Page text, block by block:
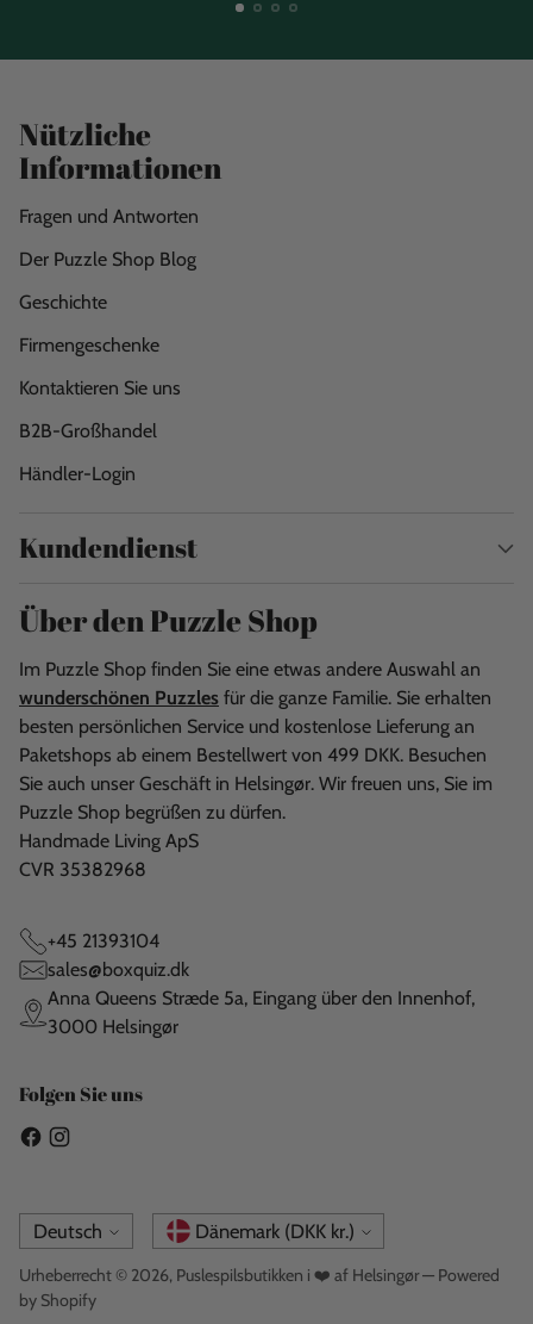
Nützliche
Informationen
Fragen und Antworten
Der Puzzle Shop Blog
Geschichte
Firmengeschenke
Kontaktieren Sie uns
B2B-Großhandel
Händler-Login
Kundendienst
Über den Puzzle Shop
Im Puzzle Shop finden Sie eine etwas andere Auswahl an
wunderschönen Puzzles für die ganze Familie. Sie erhalten
besten persönlichen Service und kostenlose Lieferung an
Paketshops ab einem Bestellwert von 499 DKK. Besuchen
Sie auch unser Geschäft in Helsingør. Wir freuen uns, Sie im
Puzzle Shop begrüßen zu dürfen.
Handmade Living ApS
CVR 35382968
+45 21393104
sales@boxquiz.dk
Anna Queens Stræde 5a, Eingang über den Innenhof,
3000 Helsingør
Folgen Sie uns
Sprache
Deutsch Währung Dänemark (DKK kr.)
Urheberrecht © 2026, Puslespilsbutikken i ❤️ af Helsingør— Powered
by Shopify